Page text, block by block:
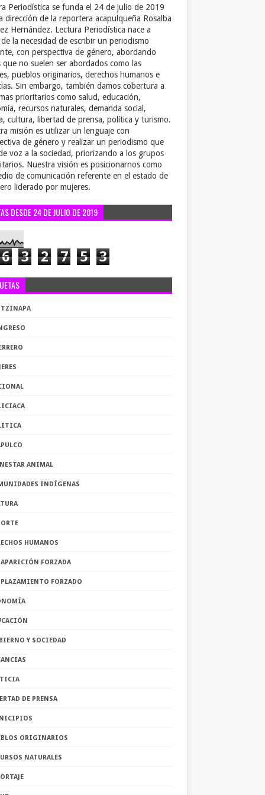
Periodística se funda el 24 de julio de 2019
dirección de la reportera acapulqueña Rosalba
Hernández. Lectura Periodística nace a
la necesidad de escribir un periodismo
con perspectiva de género, abordando
que no suelen ser abordados como las
pueblos originarios, derechos humanos e
Sin embargo, también damos cobertura a
prioritarios como salud, educación,
recursos naturales, demanda social,
cultura, libertad de prensa, política y turismo.
misión es utilizar un lenguaje con
de género y realizar un periodismo que
voz a la sociedad, priorizando a los grupos
Nuestra visión es posicionarnos como
de comunicación referente en el estado de
liderado por mujeres.
DESDE 24 DE JULIO DE 2019
6 3 2 7 5 3
ANIMAL
INDÍGENAS
HUMANOS
FORZADA
FORZADO
Y SOCIEDAD
DE PRENSA
ORIGINARIOS
NATURALES